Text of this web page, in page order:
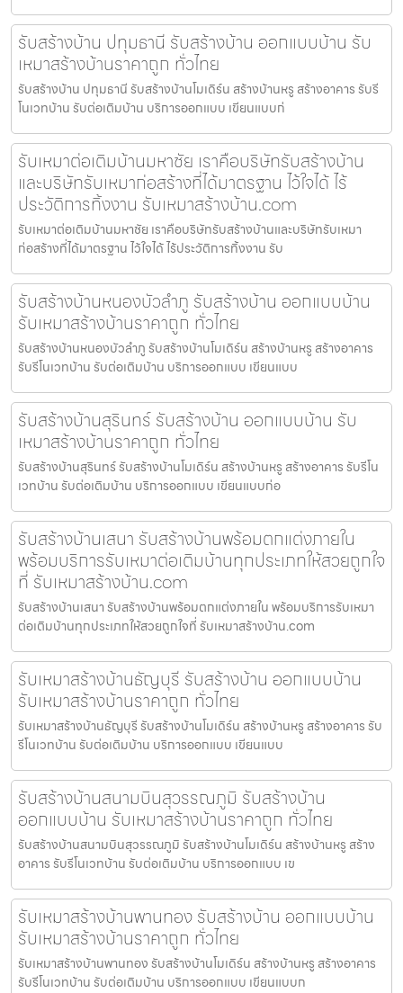
รับสร้างบ้าน ปทุมธานี รับสร้างบ้าน ออกแบบบ้าน รับ
เหมาสร้างบ้านราคาถูก ทั่วไทย
รับสร้างบ้าน ปทุมธานี รับสร้างบ้านโมเดิร์น สร้างบ้านหรู สร้างอาคาร รับรี
โนเวทบ้าน รับต่อเติมบ้าน บริการออกแบบ เขียนแบบก่
รับเหมาต่อเติมบ้านมหาชัย เราคือบริษัทรับสร้างบ้าน
และบริษัทรับเหมาก่อสร้างที่ได้มาตรฐาน ไว้ใจได้ ไร้
ประวัติการทิ้งงาน รับเหมาสร้างบ้าน.com
รับเหมาต่อเติมบ้านมหาชัย เราคือบริษัทรับสร้างบ้านและบริษัทรับเหมา
ก่อสร้างที่ได้มาตรฐาน ไว้ใจได้ ไร้ประวัติการทิ้งงาน รับ
รับสร้างบ้านหนองบัวลำภู รับสร้างบ้าน ออกแบบบ้าน
รับเหมาสร้างบ้านราคาถูก ทั่วไทย
รับสร้างบ้านหนองบัวลำภู รับสร้างบ้านโมเดิร์น สร้างบ้านหรู สร้างอาคาร
รับรีโนเวทบ้าน รับต่อเติมบ้าน บริการออกแบบ เขียนแบบ
รับสร้างบ้านสุรินทร์ รับสร้างบ้าน ออกแบบบ้าน รับ
เหมาสร้างบ้านราคาถูก ทั่วไทย
รับสร้างบ้านสุรินทร์ รับสร้างบ้านโมเดิร์น สร้างบ้านหรู สร้างอาคาร รับรีโน
เวทบ้าน รับต่อเติมบ้าน บริการออกแบบ เขียนแบบก่อ
รับสร้างบ้านเสนา รับสร้างบ้านพร้อมตกแต่งภายใน
พร้อมบริการรับเหมาต่อเติมบ้านทุกประเภทให้สวยถูกใจ
ที่ รับเหมาสร้างบ้าน.com
รับสร้างบ้านเสนา รับสร้างบ้านพร้อมตกแต่งภายใน พร้อมบริการรับเหมา
ต่อเติมบ้านทุกประเภทให้สวยถูกใจที่ รับเหมาสร้างบ้าน.com
รับเหมาสร้างบ้านธัญบุรี รับสร้างบ้าน ออกแบบบ้าน
รับเหมาสร้างบ้านราคาถูก ทั่วไทย
รับเหมาสร้างบ้านธัญบุรี รับสร้างบ้านโมเดิร์น สร้างบ้านหรู สร้างอาคาร รับ
รีโนเวทบ้าน รับต่อเติมบ้าน บริการออกแบบ เขียนแบบ
รับสร้างบ้านสนามบินสุวรรณภูมิ รับสร้างบ้าน
ออกแบบบ้าน รับเหมาสร้างบ้านราคาถูก ทั่วไทย
รับสร้างบ้านสนามบินสุวรรณภูมิ รับสร้างบ้านโมเดิร์น สร้างบ้านหรู สร้าง
อาคาร รับรีโนเวทบ้าน รับต่อเติมบ้าน บริการออกแบบ เข
รับเหมาสร้างบ้านพานทอง รับสร้างบ้าน ออกแบบบ้าน
รับเหมาสร้างบ้านราคาถูก ทั่วไทย
รับเหมาสร้างบ้านพานทอง รับสร้างบ้านโมเดิร์น สร้างบ้านหรู สร้างอาคาร
รับรีโนเวทบ้าน รับต่อเติมบ้าน บริการออกแบบ เขียนแบบก